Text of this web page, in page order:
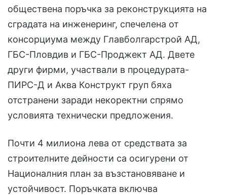
обществена поръчка за реконструкцията на
сградата на инженеринг, спечелена от
консорциума между Главболгарстрой АД,
ГБС-Пловдив и ГБС-Проджект АД. Двете
други фирми, участвали в процедурата-
ПИРС-Д и Аква Конструкт груп бяха
отстранени заради некоректни спрямо
условията технически предложения.
Почти 4 милиона лева от средствата за
строителните дейности са осигурени от
Националния план за възстановяване и
устойчивост. Поръчката включва